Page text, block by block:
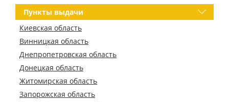
Пункты выдачи
Киевская область
Винницкая область
Днепропетровская область
Донецкая область
Житомирская область
Запорожская область